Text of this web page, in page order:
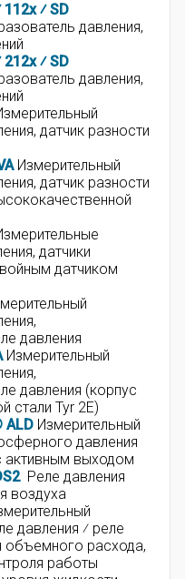
112x ⁄ SD
давления,
212x ⁄ SD
давления,
датчик разности
Измерительный
датчик разности
датчики
датчиком
давления
Измерительный
давления (корпус
стали Tyr 2E)
ALD Измерительный
давления
активным выходом
Реле давления
воздуха
давления ⁄ реле
объемного расхода,
работы